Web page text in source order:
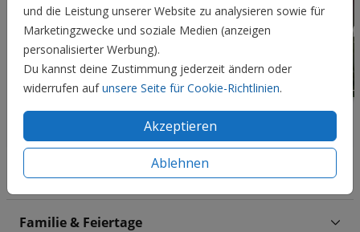
und die Leistung unserer Website zu analysieren sowie für
Marketingzwecke und soziale Medien (anzeigen
personalisierter Werbung).
Du kannst deine Zustimmung jederzeit ändern oder
widerrufen aufunsere Seite für Cookie-Richtlinien.
Akzeptieren
Ablehnen
Hochzeit
Familie & Feiertage